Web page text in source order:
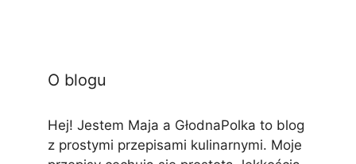
O blogu
Hej! Jestem Maja a GłodnaPolka to blog
z prostymi przepisami kulinarnymi. Moje